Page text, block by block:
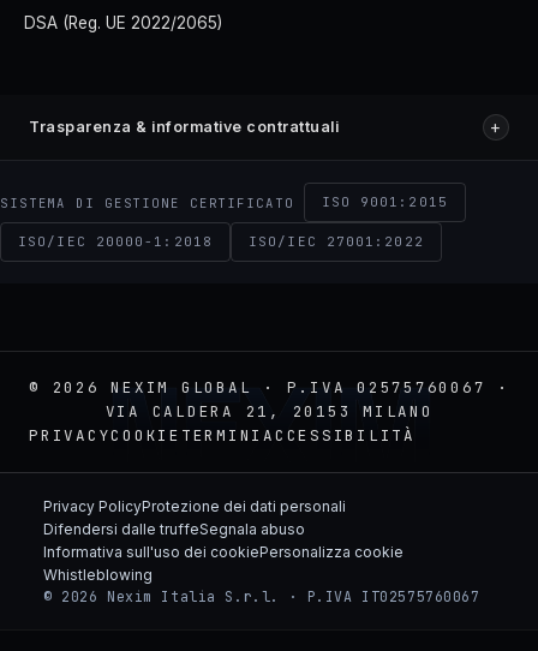
DSA (Reg. UE 2022/2065)
Trasparenza & informative contrattuali +
SISTEMA DI GESTIONE CERTIFICATO ISO 9001:2015
ISO/IEC 20000-1:2018 ISO/IEC 27001:2022
© 2026 NEXIM GLOBAL · P.IVA 02575760067 ·
VIA CALDERA 21, 20153 MILANO
PRIVACYCOOKIE TERMINI ACCESSIBILITÀ
NEXIM
Privacy PolicyProtezione dei dati personali
Difendersi dalle truffeSegnala abuso
Informativa sull'uso dei cookiePersonalizza cookie
Whistleblowing
© 2026 Nexim Italia S.r.l. · P.IVA IT02575760067